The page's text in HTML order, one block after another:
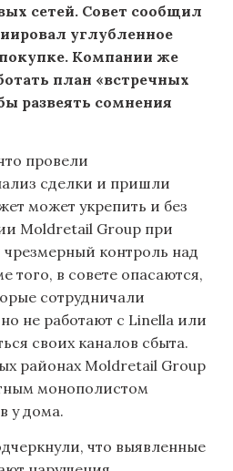
сетей. Совет сообщил
углубленное
Компании же
план «встречных
развеять сомнения
провели
сделки и пришли
может укрепить и без
Moldretail Group при
чрезмерный контроль над
того, в совете опасаются,
сотрудничали
не работают с Linella или
своих каналов сбыта.
районах Moldretail Group
монополистом
у дома.
что выявленные